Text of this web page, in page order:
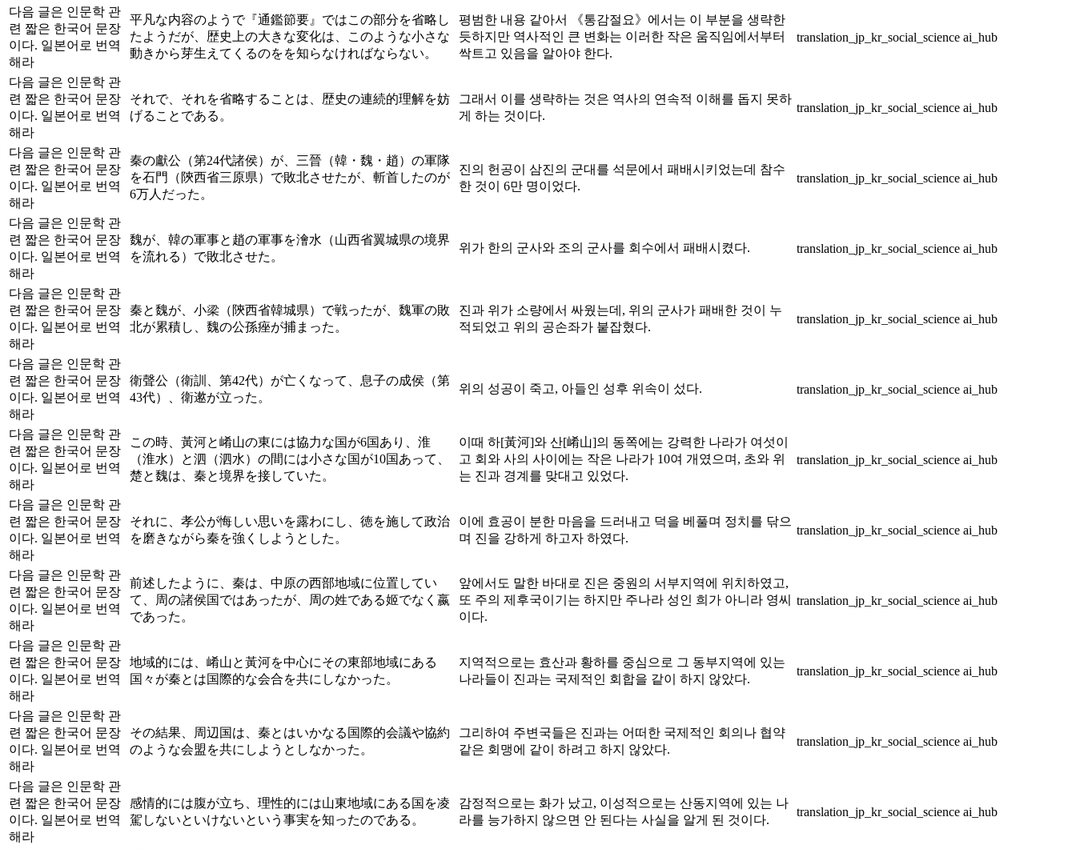
다음 글은 인문학 관
련 짧은 한국어 문장
이다. 일본어로 번역
해라
平凡な内容のようで『通鑑節要』ではこの部分を省略し
たようだが、歴史上の大きな変化は、このような小さな
動きから芽生えてくるのをを知らなければならない。
평범한 내용 같아서 《통감절요》에서는 이 부분을 생략한
듯하지만 역사적인 큰 변화는 이러한 작은 움직임에서부터
싹트고 있음을 알아야 한다.
translation_jp_kr_social_science ai_hub
다음 글은 인문학 관
련 짧은 한국어 문장
이다. 일본어로 번역
해라
それで、それを省略することは、歴史の連続的理解を妨
げることである。
그래서 이를 생략하는 것은 역사의 연속적 이해를 돕지 못하
게 하는 것이다.
translation_jp_kr_social_science ai_hub
다음 글은 인문학 관
련 짧은 한국어 문장
이다. 일본어로 번역
해라
秦の獻公（第24代諸侯）が、三晉（韓・魏・趙）の軍隊
を石門（陝西省三原県）で敗北させたが、斬首したのが
6万人だった。
진의 헌공이 삼진의 군대를 석문에서 패배시키었는데 참수
한 것이 6만 명이었다.
translation_jp_kr_social_science ai_hub
다음 글은 인문학 관
련 짧은 한국어 문장
이다. 일본어로 번역
해라
魏が、韓の軍事と趙の軍事を澮水（山西省翼城県の境界
を流れる）で敗北させた。
위가 한의 군사와 조의 군사를 회수에서 패배시켰다. translation_jp_kr_social_science ai_hub
다음 글은 인문학 관
련 짧은 한국어 문장
이다. 일본어로 번역
해라
秦と魏が、小梁（陝西省韓城県）で戦ったが、魏軍の敗
北が累積し、魏の公孫痤が捕まった。
진과 위가 소량에서 싸웠는데, 위의 군사가 패배한 것이 누
적되었고 위의 공손좌가 붙잡혔다.
translation_jp_kr_social_science ai_hub
다음 글은 인문학 관
련 짧은 한국어 문장
이다. 일본어로 번역
해라
衛聲公（衛訓、第42代）が亡くなって、息子の成侯（第
43代）、衛遬が立った。
위의 성공이 죽고, 아들인 성후 위속이 섰다. translation_jp_kr_social_science ai_hub
다음 글은 인문학 관
련 짧은 한국어 문장
이다. 일본어로 번역
해라
この時、黃河と崤山の東には協力な国が6国あり、淮
（淮水）と泗（泗水）の間には小さな国が10国あって、
楚と魏は、秦と境界を接していた。
이때 하[黃河]와 산[崤山]의 동쪽에는 강력한 나라가 여섯이
고 회와 사의 사이에는 작은 나라가 10여 개였으며, 초와 위
는 진과 경계를 맞대고 있었다.
translation_jp_kr_social_science ai_hub
다음 글은 인문학 관
련 짧은 한국어 문장
이다. 일본어로 번역
해라
それに、孝公が悔しい思いを露わにし、徳を施して政治
を磨きながら秦を強くしようとした。
이에 효공이 분한 마음을 드러내고 덕을 베풀며 정치를 닦으
며 진을 강하게 하고자 하였다.
translation_jp_kr_social_science ai_hub
다음 글은 인문학 관
련 짧은 한국어 문장
이다. 일본어로 번역
해라
前述したように、秦は、中原の西部地域に位置してい
て、周の諸侯国ではあったが、周の姓である姬でなく嬴
であった。
앞에서도 말한 바대로 진은 중원의 서부지역에 위치하였고,
또 주의 제후국이기는 하지만 주나라 성인 희가 아니라 영씨
이다.
translation_jp_kr_social_science ai_hub
다음 글은 인문학 관
련 짧은 한국어 문장
이다. 일본어로 번역
해라
地域的には、崤山と黃河を中心にその東部地域にある
国々が秦とは国際的な会合を共にしなかった。
지역적으로는 효산과 황하를 중심으로 그 동부지역에 있는
나라들이 진과는 국제적인 회합을 같이 하지 않았다.
translation_jp_kr_social_science ai_hub
다음 글은 인문학 관
련 짧은 한국어 문장
이다. 일본어로 번역
해라
その結果、周辺国は、秦とはいかなる国際的会議や協約
のような会盟を共にしようとしなかった。
그리하여 주변국들은 진과는 어떠한 국제적인 회의나 협약
같은 회맹에 같이 하려고 하지 않았다.
translation_jp_kr_social_science ai_hub
다음 글은 인문학 관
련 짧은 한국어 문장
이다. 일본어로 번역
해라
感情的には腹が立ち、理性的には山東地域にある国を凌
駕しないといけないという事実を知ったのである。
감정적으로는 화가 났고, 이성적으로는 산동지역에 있는 나
라를 능가하지 않으면 안 된다는 사실을 알게 된 것이다.
translation_jp_kr_social_science ai_hub